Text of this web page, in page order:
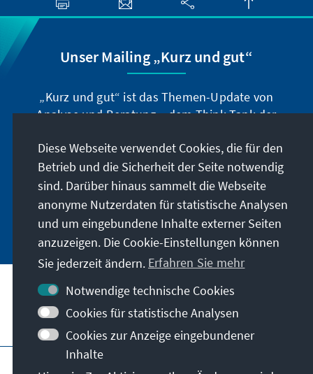
Unser Mailing „Kurz und gut“
„Kurz und gut“ ist das Themen-Update von
Analyse und Beratung – dem Think-Tank der
Fischer-Bollin informiert Sie in unregelmäßigen
Abständen in aller Kürze über Themen, die wir
für unsere nahe Zukunft für wichtig halten.
Jetzt abonnieren
Besuchen Sie auch
Impressum
Diese Webseite verwendet Cookies, die für den
Betrieb und die Sicherheit der Seite notwendig
sind. Darüber hinaus sammelt die Webseite
anonyme Nutzerdaten für statistische Analysen
und um eingebundene Inhalte externer Seiten
anzuzeigen. Die Cookie-Einstellungen können
Sie jederzeit ändern. Erfahren Sie mehr
Notwendige technische Cookies
Cookies für statistische Analysen
Cookies zur Anzeige eingebundener
Inhalte